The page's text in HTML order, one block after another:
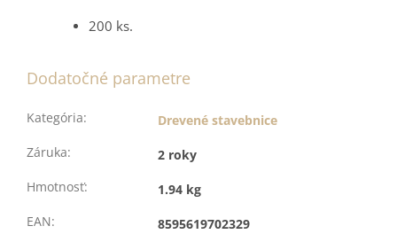
200 ks.
Dodatočné parametre
Kategória:
Drevené stavebnice
Záruka:
2 roky
Hmotnosť:
1.94 kg
EAN:
8595619702329